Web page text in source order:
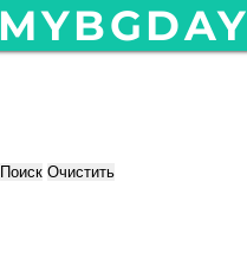
MYBGDAY
Поиск Очистить